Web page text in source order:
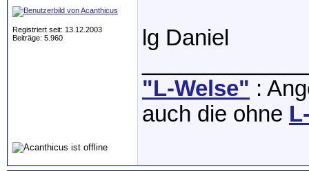
Registriert seit: 13.12.2003
Beiträge: 5.960
lg Daniel
"L-Welse" :
auch die ohne